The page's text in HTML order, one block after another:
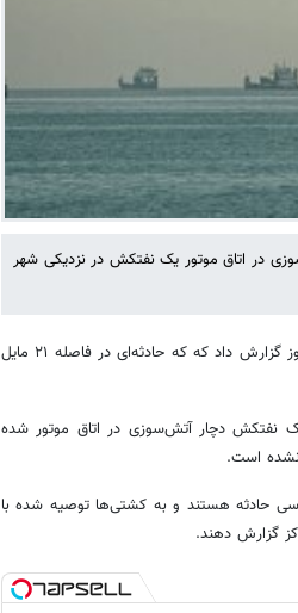
در اتاق موتور یک نفتکش در نزدیکی شهر
به گزارش خبرآنلاین، مرکز عملیات تجارت دریایی بریتانیا (UKMTO) امروز گزارش داد که که حادثه‌ای در فاصله ۲۱ مایل
نفتکش دچار آتش‌سوزی در اتاق موتور شده
است.
حادثه هستند و به کشتی‌ها توصیه شده با
گزارش دهند.